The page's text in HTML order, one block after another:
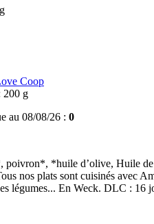
Coop
200 g
au 08/08/26 : 0
poivron*, *huile d’olive, Huile
nos plats sont cuisinés avec
légumes... En Weck. DLC : 16